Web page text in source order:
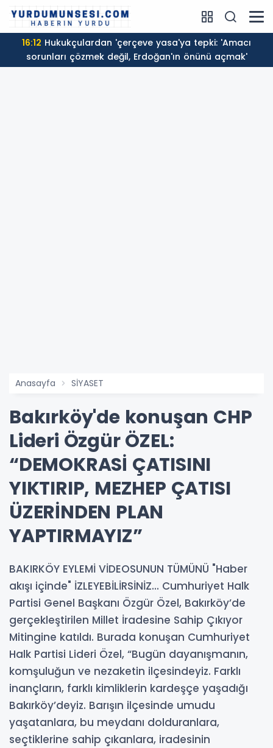
önünü açmak'
15:36 TBMM'de 'çerçeve yasa'
Anasayfa SİYASET
Bakırköy'de konuşan CHP
Lideri Özgür ÖZEL:
“DEMOKRASİ ÇATISINI
YIKTIRIP, MEZHEP ÇATISI
ÜZERİNDEN PLAN
YAPTIRMAYIZ”
BAKIRKÖY EYLEMİ VİDEOSUNUN TÜMÜNÜ "Haber
akışı içinde" İZLEYEBİLİRSİNİZ... Cumhuriyet Halk
Partisi Genel Başkanı Özgür Özel, Bakırköy’de
gerçekleştirilen Millet İradesine Sahip Çıkıyor
Mitingine katıldı. Burada konuşan Cumhuriyet
Halk Partisi Lideri Özel, “Bugün dayanışmanın,
komşuluğun ve nezaketin ilçesindeyiz. Farklı
inançların, farklı kimliklerin kardeşçe yaşadığı
Bakırköy’deyiz. Barışın ilçesinde umudu
yaşatanlara, bu meydanı dolduranlara,
seçtiklerine sahip çıkanlara, iradesinin